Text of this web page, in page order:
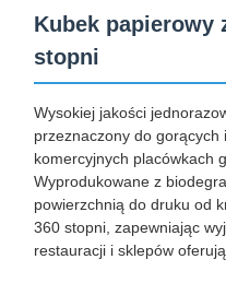
Kubek papierowy
stopni
Wysokiej jakości
przeznaczony do gorących
komercyjnych placówkach
Wyprodukowane z
powierzchnią do druku od
360 ​​stopni, zapewniając
restauracji i sklepów